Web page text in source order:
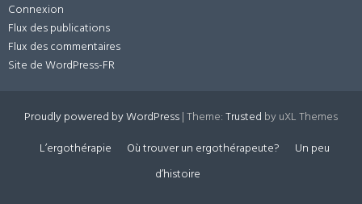
Connexion
Flux des publications
Flux des commentaires
Site de WordPress-FR
Proudly powered by WordPress|Theme:Trusted by uXL Themes
L’ergothérapie
Où trouver un ergothérapeute?
Un peu
d’histoire